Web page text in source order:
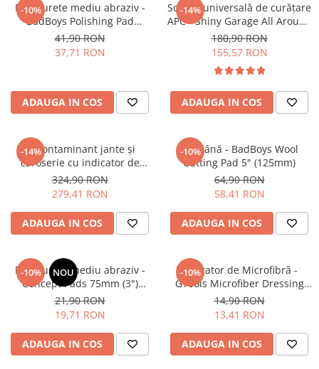
-10%
Pad burete mediu abraziv -
BadBoys Polishing Pad
130/150mm
41,90 RON
37,71 RON
ADAUGA IN COS
-14%
Soluție universală de curățare
APC - Shiny Garage All Around
APC (5L)
180,90 RON
155,57 RON
ADAUGA IN COS
-14%
Decontaminant jante și
caroserie cu indicator de
reacție - Shiny Garage D-Tox
One Iron Remover (5L)
324,90 RON
279,41 RON
ADAUGA IN COS
-10%
Pad lână - BadBoys Wool
Cutting Pad 5" (125mm)
64,90 RON
58,41 RON
ADAUGA IN COS
-10% NOU
Pad burete mediu abraziv -
Concept Pads 75mm (3")
Orange Medium-Cut Pad
21,90 RON
19,71 RON
ADAUGA IN COS
-10%
Aplicator de Microfibră -
GTools Microfiber Dressing
Applicator
14,90 RON
13,41 RON
ADAUGA IN COS